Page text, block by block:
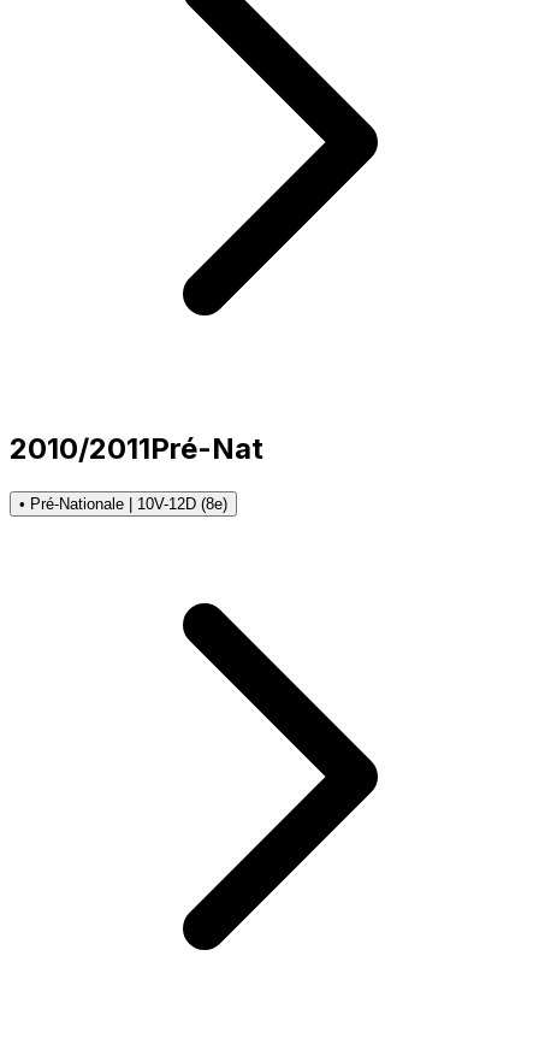
2010/2011Pré-Nat
• Pré-Nationale | 10V-12D (8e)